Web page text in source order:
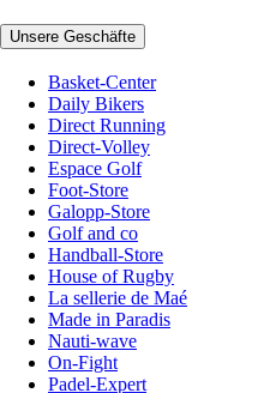
Unsere Geschäfte
Basket-Center
Daily Bikers
Direct Running
Direct-Volley
Espace Golf
Foot-Store
Galopp-Store
Golf and co
Handball-Store
House of Rugby
La sellerie de Maé
Made in Paradis
Nauti-wave
On-Fight
Padel-Expert